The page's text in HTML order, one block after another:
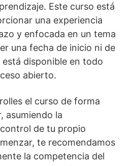
Este curso está
una experiencia
y enfocada en un tema
una fecha de inicio ni de
disponible en todo
abierto.
el curso de forma
asumiendo la
de tu propio
te recomendamos
la competencia del